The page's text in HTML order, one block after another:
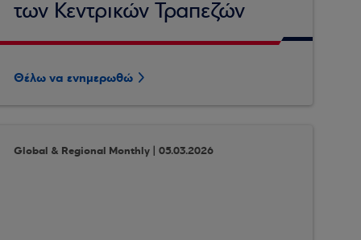
των Κεντρικών Τραπεζών
Θέλω να ενημερωθώ
Global & Regional Monthly | 05.03.2026